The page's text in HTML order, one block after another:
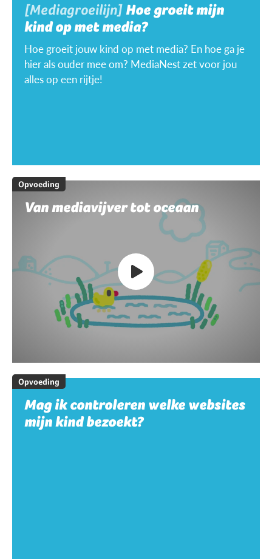
[Mediagroeilijn] Hoe groeit mijn
kind op met media?
Hoe groeit jouw kind op met media? En hoe ga je
hier als ouder mee om? MediaNest zet voor jou
alles op een rijtje!
Opvoeding
Van mediavijver tot oceaan
Opvoeding
Mag ik controleren welke websites
mijn kind bezoekt?